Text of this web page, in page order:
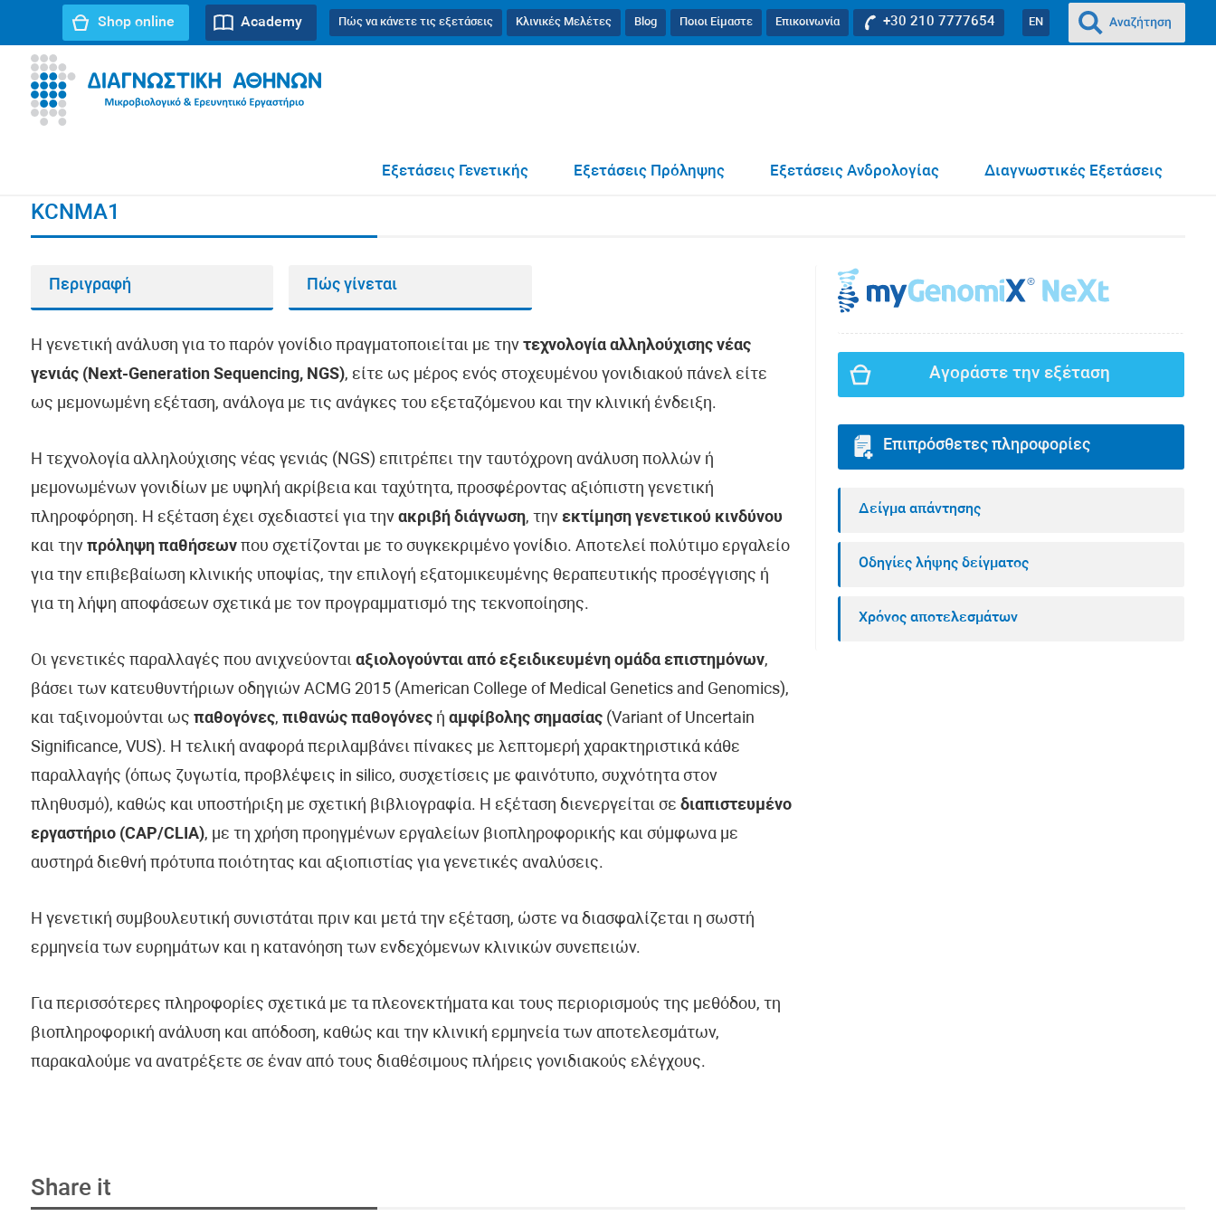
EN
+30 210 7777654
Επικοινωνία
Ποιοι Είμαστε
Blog
Κλινικές Μελέτες
Πώς να κάνετε τις εξετάσεις
Academy
Shop online
Διαγνωστικές Εξετάσεις
Εξετάσεις Ανδρολογίας
Εξετάσεις Πρόληψης
Εξετάσεις Γενετικής
KCNMA1
Περιγραφή Πώς γίνεται
Η γενετική ανάλυση για το παρόν γονίδιο πραγματοποιείται με την τεχνολογία αλληλούχισης νέας
γενιάς (Next-Generation Sequencing, NGS), είτε ως μέρος ενός στοχευμένου γονιδιακού πάνελ είτε
ως μεμονωμένη εξέταση, ανάλογα με τις ανάγκες του εξεταζόμενου και την κλινική ένδειξη.
Η τεχνολογία αλληλούχισης νέας γενιάς (NGS) επιτρέπει την ταυτόχρονη ανάλυση πολλών ή
μεμονωμένων γονιδίων με υψηλή ακρίβεια και ταχύτητα, προσφέροντας αξιόπιστη γενετική
πληροφόρηση. Η εξέταση έχει σχεδιαστεί για την ακριβή διάγνωση, την εκτίμηση γενετικού κινδύνου
και την πρόληψη παθήσεωνπου σχετίζονται με το συγκεκριμένο γονίδιο. Αποτελεί πολύτιμο εργαλείο
για την επιβεβαίωση κλινικής υποψίας, την επιλογή εξατομικευμένης θεραπευτικής προσέγγισης ή
για τη λήψη αποφάσεων σχετικά με τον προγραμματισμό της τεκνοποίησης.
Οι γενετικές παραλλαγές που ανιχνεύονται αξιολογούνται από εξειδικευμένη ομάδα επιστημόνων,
βάσει των κατευθυντήριων οδηγιών ACMG 2015 (American College of Medical Genetics and Genomics),
και ταξινομούνται ως παθογόνες, πιθανώς παθογόνεςή αμφίβολης σημασίας(Variant of Uncertain
Significance, VUS). Η τελική αναφορά περιλαμβάνει πίνακες με λεπτομερή χαρακτηριστικά κάθε
παραλλαγής (όπως ζυγωτία, προβλέψεις in silico, συσχετίσεις με φαινότυπο, συχνότητα στον
πληθυσμό), καθώς και υποστήριξη με σχετική βιβλιογραφία. Η εξέταση διενεργείται σε διαπιστευμένο
εργαστήριο (CAP/CLIA), με τη χρήση προηγμένων εργαλείων βιοπληροφορικής και σύμφωνα με
αυστηρά διεθνή πρότυπα ποιότητας και αξιοπιστίας για γενετικές αναλύσεις.
Η γενετική συμβουλευτική συνιστάται πριν και μετά την εξέταση, ώστε να διασφαλίζεται η σωστή
ερμηνεία των ευρημάτων και η κατανόηση των ενδεχόμενων κλινικών συνεπειών.
Για περισσότερες πληροφορίες σχετικά με τα πλεονεκτήματα και τους περιορισμούς της μεθόδου, τη
βιοπληροφορική ανάλυση και απόδοση, καθώς και την κλινική ερμηνεία των αποτελεσμάτων,
παρακαλούμε να ανατρέξετε σε έναν από τους διαθέσιμους πλήρεις γονιδιακούς ελέγχους.
Αγοράστε την εξέταση
Επιπρόσθετες πληροφορίες
Δείγμα απάντησης
Οδηγίες λήψης δείγματος
Χρόνος αποτελεσμάτων
Share it